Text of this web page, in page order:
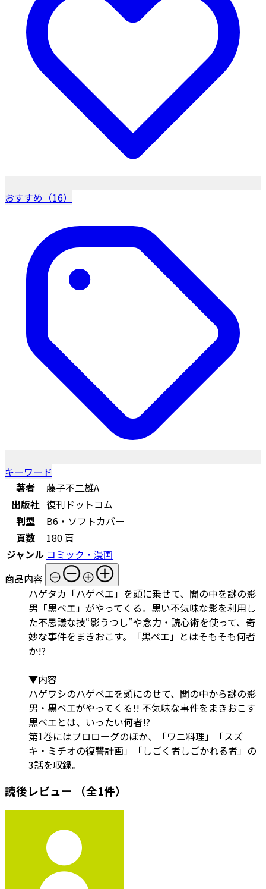
おすすめ（16）
キーワード
著者
藤子不二雄A
出版社 復刊ドットコム
判型
B6・ソフトカバー
頁数
180 頁
ジャンル コミック・漫画
商品内容
ハゲタカ「ハゲベエ」を頭に乗せて、闇の中を謎の影
男「黒ベエ」がやってくる。黒い不気味な影を利用し
た不思議な技“影うつし”や念力・読心術を使って、奇
妙な事件をまきおこす。「黒ベエ」とはそもそも何者
か!?
▼内容
ハゲワシのハゲベエを頭にのせて、闇の中から謎の影
男・黒ベエがやってくる!! 不気味な事件をまきおこす
黒ベエとは、いったい何者!?
第1巻にはプロローグのほか、「ワニ料理」「スズ
キ・ミチオの復讐計画」「しごく者しごかれる者」の
3話を収録。
読後レビュー （全1件）